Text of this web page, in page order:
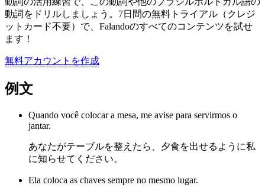
動詞をドリルしましょう。7日間の無料トライアル（クレジ
ットカード不要）で、Falandoのすべてのコンテンツを試せ
ます！
無料アカウントを作成
例文
Quando você colocar a mesa, me avise para servirmos o
jantar.
あなたがテーブルを整えたら、夕食を出せるように私
に知らせてください。
Ela coloca as chaves sempre no mesmo lugar.